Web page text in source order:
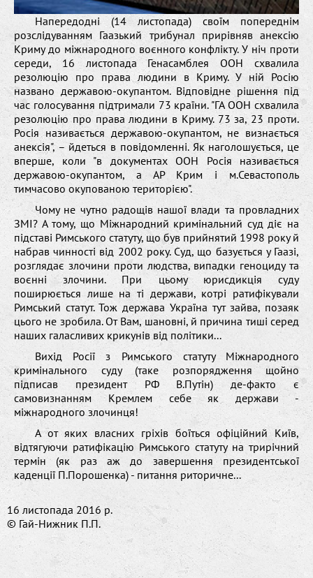
Напередодні (14 листопада) своїм попереднім
розслідуванням Гаазький трибунал прирівняв анексію
Криму до міжнародного воєнного конфлікту. У ніч проти
середи, 16 листопада Генасамблея ООН схвалила
резолюцію про права людини в Криму. У ній Росію
названо державою-окупантом. Відповідне рішення під
час голосування підтримали 73 країни. "ГА ООН схвалила
резолюцію про права людини в Криму. 73 за, 23 проти.
Росія називається державою-окупантом, не визнається
анексія", – йдеться в повідомленні. Як наголошується, це
вперше, коли "в документах ООН Росія називається
державою-окупантом, а АР Крим i м.Севастополь
тимчасово окупованою територією".
Чому не чутно радощів нашої влади та провладних
ЗМІ? А тому, що Міжнародний кримінальний суд діє на
підставі Римського статуту, що був прийнятий 1998 року й
набрав чинності від 2002 року. Суд, що базується у Гаазі,
розглядає злочини проти людства, випадки геноциду та
воєнні злочини. При цьому юрисдикція суду
поширюється лише на ті держави, котрі ратифікували
Римський статут. Тож держава Україна тут зайва, позаяк
цього не зробила. От Вам, шановні, й причина тиші серед
наших галасливих крикунів від політики...
Вихід Росії з Римського статуту Міжнародного
кримінального суду (таке розпорядження щойно
підписав президент РФ В.Путін) де-факто є
самовизнанням Кремлем себе як держави -
міжнародного злочинця!
А от яких власних гріхів боїться офіційний Київ,
відтягуючи ратифікацію Римського статуту на трирічний
термін (як раз аж до завершення президентської
каденції П.Порошенка) - питання риторичне...
16 листопада 2016 р.
© Гай-Нижник П.П.